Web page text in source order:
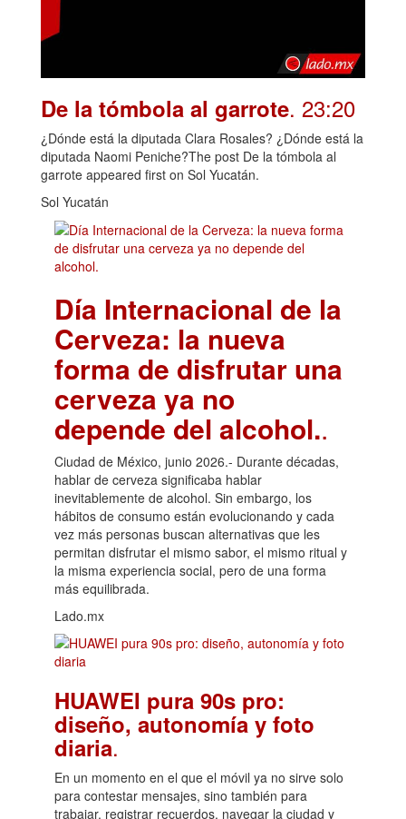
De la tómbola al garrote. 23:20
¿Dónde está la diputada Clara Rosales? ¿Dónde está la
diputada Naomi Peniche?The post De la tómbola al
garrote appeared first on Sol Yucatán.
Sol Yucatán
Día Internacional de la
Cerveza: la nueva
forma de disfrutar una
cerveza ya no
depende del alcohol..
Ciudad de México, junio 2026.- Durante décadas,
hablar de cerveza significaba hablar
inevitablemente de alcohol. Sin embargo, los
hábitos de consumo están evolucionando y cada
vez más personas buscan alternativas que les
permitan disfrutar el mismo sabor, el mismo ritual y
la misma experiencia social, pero de una forma
más equilibrada.
Lado.mx
HUAWEI pura 90s pro:
diseño, autonomía y foto
diaria.
En un momento en el que el móvil ya no sirve solo
para contestar mensajes, sino también para
trabajar, registrar recuerdos, navegar la ciudad y